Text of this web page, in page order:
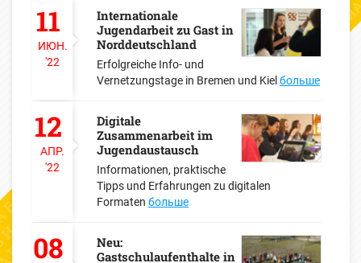
11
ИЮН.
'22
Internationale
Jugendarbeit zu Gast in
Norddeutschland
Erfolgreiche Info- und
Vernetzungstage in Bremen und Kiel больше
12
АПР.
'22
Digitale
Zusammenarbeit im
Jugendaustausch
Informationen, praktische
Tipps und Erfahrungen zu digitalen
Formaten больше
08
Neu:
Gastschulaufenthalte in